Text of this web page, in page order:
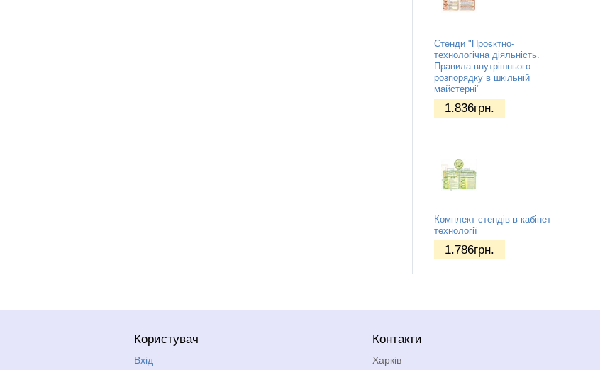
Стенди "Проєктно-
технологічна діяльність.
Правила внутрішнього
розпорядку в шкільній
майстерні"
1.836грн.
Комплект стендів в кабінет
технології
1.786грн.
Користувач
Вхід
Контакти
Харків